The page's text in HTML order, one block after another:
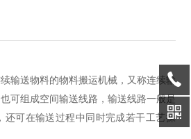
输送物料的物料搬运机械，又称连续输
可组成空间输送线路，输送线路一般是
还可在输送过程中同时完成若干工艺操